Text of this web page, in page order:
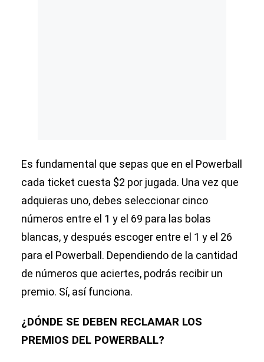
Es fundamental que sepas que en el Powerball
cada ticket cuesta $2 por jugada. Una vez que
adquieras uno, debes seleccionar cinco
números entre el 1 y el 69 para las bolas
blancas, y después escoger entre el 1 y el 26
para el Powerball. Dependiendo de la cantidad
de números que aciertes, podrás recibir un
premio. Sí, así funciona.
¿DÓNDE SE DEBEN RECLAMAR LOS
PREMIOS DEL POWERBALL?